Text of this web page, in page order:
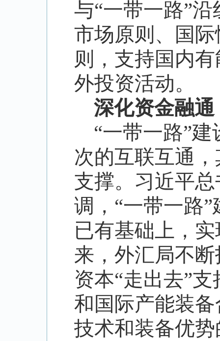
与“一带一路”沿
市场原则、国
则，支持国内
外投资活动。
深化资金融通
“一带一路”建
次的互联互通
支撑。习近平
调， “一带一路”
已有基础上，
来，外汇局不
资本“走出去”支
和国际产能装
技术和装备优